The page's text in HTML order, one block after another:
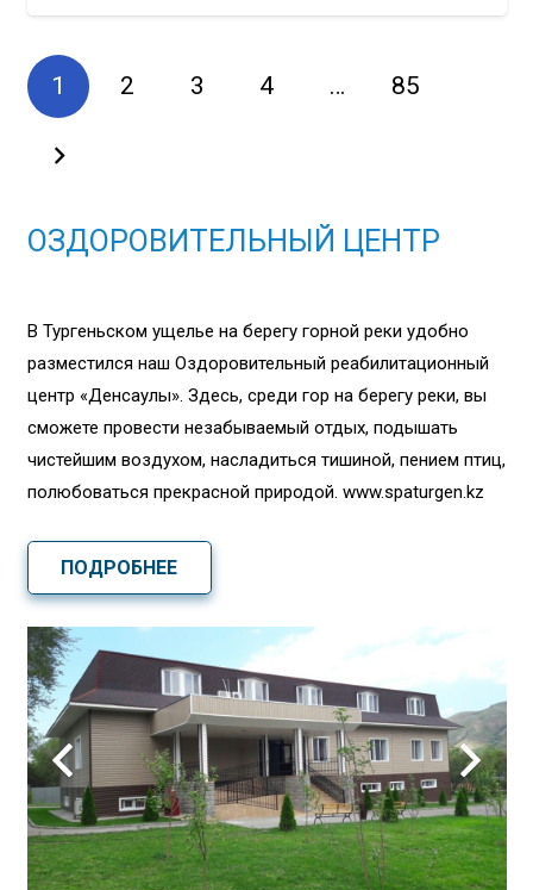
1 2 3 4 … 85
ОЗДОРОВИТЕЛЬНЫЙ ЦЕНТР
В Тургеньском ущелье на берегу горной реки удобно
разместился наш Оздоровительный реабилитационный
центр «Денсаулық». Здесь, среди гор на берегу реки, вы
сможете провести незабываемый отдых, подышать
чистейшим воздухом, насладиться тишиной, пением птиц,
полюбоваться прекрасной природой. www.spaturgen.kz
ПОДРОБНЕЕ